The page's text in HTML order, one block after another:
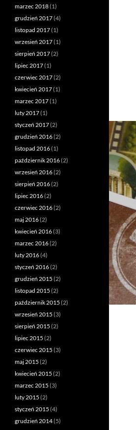
marzec 2018(1)
grudzień 2017(4)
listopad 2017(1)
wrzesień 2017(1)
sierpień 2017(2)
lipiec 2017(1)
czerwiec 2017(2)
kwiecień 2017(1)
marzec 2017(1)
luty 2017(1)
styczeń 2017(2)
grudzień 2016(2)
listopad 2016(1)
październik 2016(2)
wrzesień 2016(2)
sierpień 2016(2)
lipiec 2016(2)
czerwiec 2016(2)
maj 2016(2)
kwiecień 2016(3)
marzec 2016(2)
luty 2016(4)
styczeń 2016(2)
grudzień 2015 (2)
listopad 2015 (2)
październik 2015 (2)
wrzesień 2015 (3)
sierpień 2015 (2)
lipiec 2015 (2)
czerwiec 2015 (3)
maj 2015 (2)
kwiecień 2015 (2)
marzec 2015 (3)
luty 2015 (2)
styczeń 2015 (4)
grudzień 2014(5)